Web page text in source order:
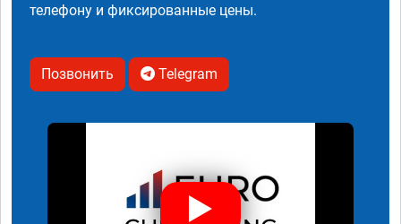
телефону и фиксированные цены.
Позвонить Telegram